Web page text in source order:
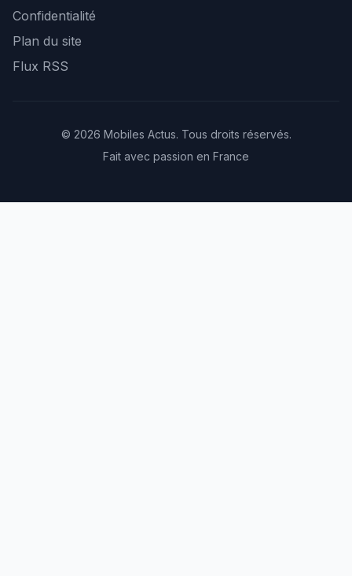
Confidentialité
Plan du site
Flux RSS
© 2026 Mobiles Actus. Tous droits réservés.
Fait avec passion en France